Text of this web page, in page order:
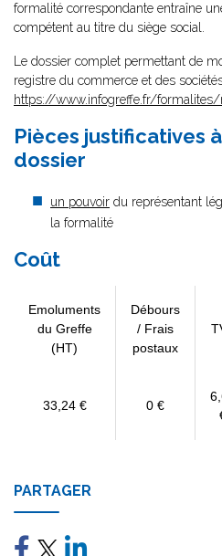
formalité correspondante entraîne
compétent au titre du siège social.
Le dossier complet permettant de
registre du commerce et des
https://www.infogreffe.fr/
Pièces justificatives
dossier
un pouvoir du représentant
la formalité
Coût
Emoluments
du Greffe
(HT)
Débours
/ Frais
postaux
33,24 € 0 €
PARTAGER